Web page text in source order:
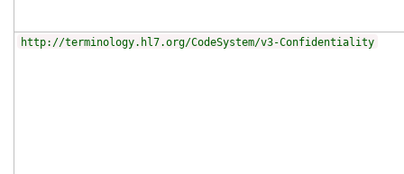
http://terminology.hl7.org/CodeSystem/v3-Confidentiality